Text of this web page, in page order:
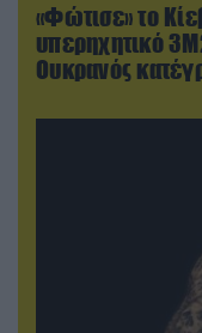
«Φώτισε» το
υπερηχητικό
Ουκρανός